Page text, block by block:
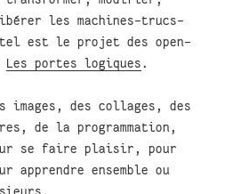
les machines-trucs-
est le projet des open-
Les portes logiques .
images, des collages, des
de la programmation,
se faire plaisir, pour
apprendre ensemble ou